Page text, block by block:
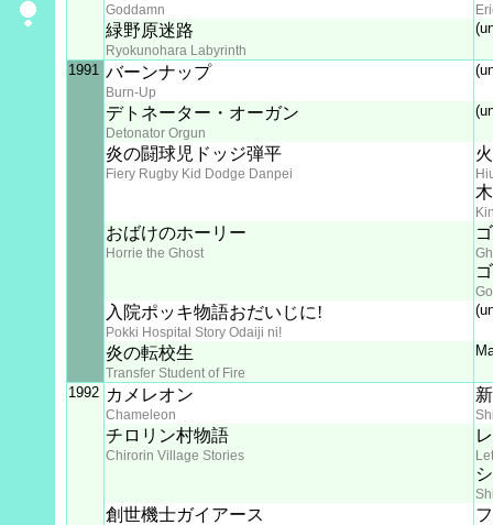
Goddamn
緑野原迷路
Ryokunohara Labyrinth
1991 バーンナップ
Burn-Up
デトネーター・オーガン
Detonator Orgun
炎の闘球児ドッジ弾平
Fiery Rugby Kid Dodge Danpei
おばけのホーリー
Horrie the Ghost
入院ポッキ物語おだいじに!
Pokki Hospital Story Odaiji ni!
炎の転校生
Transfer Student of Fire
1992 カメレオン
Chameleon
チロリン村物語
Chirorin Village Stories
創世機士ガイアース